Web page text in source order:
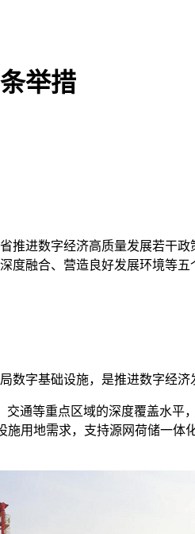
举措
推进数字经济高质量发展若干
融合、营造良好发展环境等
数字基础设施，是推进数字经济
通等重点区域的深度覆盖水
用地需求，支持源网荷储一